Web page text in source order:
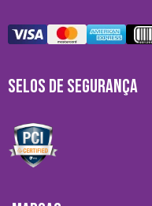
SELOS DE SEGURANÇA